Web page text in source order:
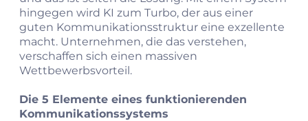
hingegen wird KI zum Turbo, der aus einer
guten Kommunikationsstruktur eine exzellente
macht. Unternehmen, die das verstehen,
verschaffen sich einen massiven
Wettbewerbsvorteil.
Die 5 Elemente eines funktionierenden
Kommunikationssystems